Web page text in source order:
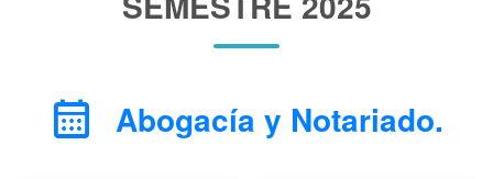
calendar_month Abogacía y Notariado.